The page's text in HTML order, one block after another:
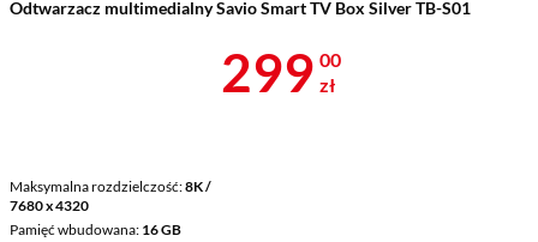
Odtwarzacz multimedialny Savio Smart TV Box Silver TB-S01
Maksymalna rozdzielczość 8K /
7680 x 4320
Pamięć wbudowana 16 GB
Cena 299 zł
299 00
zł